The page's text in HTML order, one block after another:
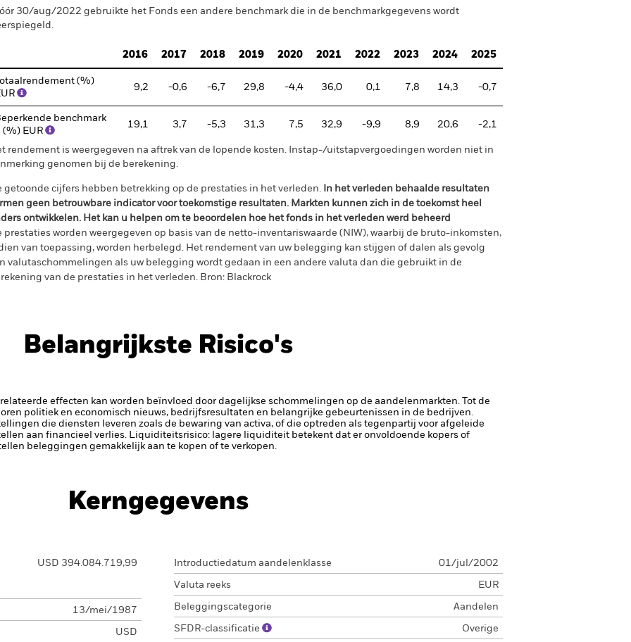
30/aug/2022 gebruikte het Fonds een andere benchmark die in de benchmarkgegevens wordt
2016 2017 2018 2019 2020 2021 2022 2023 2024 2025
Totaalrendement (%)
9,2 -0,6 -6,7 29,8 -4,4 36,0 0,1 7,8 14,3 -0,7
benchmark
(%) EUR
19,1 3,7 -5,3 31,3 7,5 32,9 -9,9 8,9 20,6 -2,1
rendement is weergegeven na aftrek van de lopende kosten. Instap-/uitstapvergoedingen worden niet in
genomen bij de berekening.
getoonde cijfers hebben betrekking op de prestaties in het verleden. In het verleden behaalde resultaten
geen betrouwbare indicator voor toekomstige resultaten. Markten kunnen zich in de toekomst heel
ontwikkelen. Het kan u helpen om te beoordelen hoe het fonds in het verleden werd beheerd
prestaties worden weergegeven op basis van de netto-inventariswaarde (NIW), waarbij de bruto-inkomsten,
van toepassing, worden herbelegd. Het rendement van uw belegging kan stijgen of dalen als gevolg
valutaschommelingen als uw belegging wordt gedaan in een andere valuta dan die gebruikt in de
van de prestaties in het verleden. Bron: Blackrock
Belangrijkste Risico's
effecten kan worden beïnvloed door dagelijkse schommelingen op de aandelenmarkten. Tot de
politiek en economisch nieuws, bedrijfsresultaten en belangrijke gebeurtenissen in de bedrijven.
die diensten leveren zoals de bewaring van activa, of die optreden als tegenpartij voor afgeleide
aan financieel verlies. Liquiditeitsrisico: lagere liquiditeit betekent dat er onvoldoende kopers of
beleggingen gemakkelijk aan te kopen of te verkopen.
Kerngegevens
USD 394.084.719,99
13/mei/1987
USD
Introductiedatum aandelenklasse 01/jul/2002
Valuta reeks EUR
Beleggingscategorie Aandelen
SFDR-classificatie Overige